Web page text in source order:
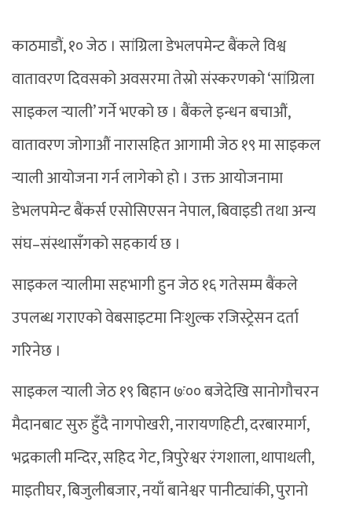
काठमाडौं, १० जेठ । सांग्रिला डेभलपमेन्ट बैंकले विश्व
वातावरण दिवसको अवसरमा तेस्रो संस्करणको ‘सांग्रिला
साइकल र्‍याली’ गर्ने भएको छ । बैंकले इन्धन बचाऔं,
वातावरण जोगाऔं नारासहित आगामी जेठ १९ मा साइकल
र्‍याली आयोजना गर्न लागेको हो । उक्त आयोजनामा
डेभलपमेन्ट बैंकर्स एसोसिएसन नेपाल, बिवाइडी तथा अन्य
संघ–संस्थासँगको सहकार्य छ ।
साइकल र्‍यालीमा सहभागी हुन जेठ १६ गतेसम्म बैंकले
उपलब्ध गराएको वेबसाइटमा निःशुल्क रजिस्ट्रेसन दर्ता
गरिनेछ ।
साइकल र्‍याली जेठ १९ बिहान ७ः०० बजेदेखि सानोगौचरन
मैदानबाट सुरु हुँदै नागपोखरी, नारायणहिटी, दरबारमार्ग,
भद्रकाली मन्दिर, सहिद गेट, त्रिपुरेश्वर रंगशाला, थापाथली,
माइतीघर, बिजुलीबजार, नयाँ बानेश्वर पानीट्यांकी, पुरानो